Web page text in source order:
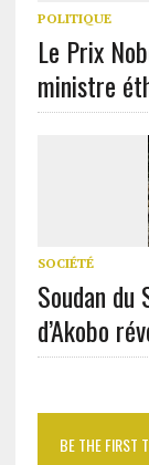
POLITIQUE
Le Prix
ministre
SOCIÉTÉ
Soudan
d’Akobo
BE THE FIRST